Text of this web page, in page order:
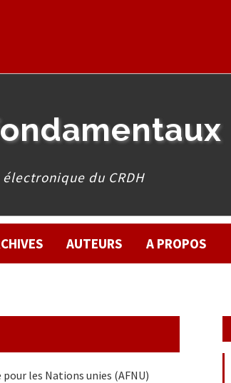
électronique du CRDH
AUTEURS A PROPOS
les Nations unies (AFNU)